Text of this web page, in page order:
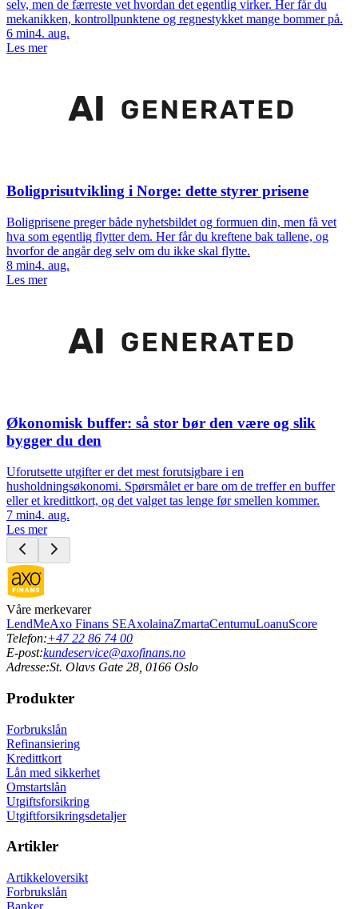
selv, men de færreste vet hvordan det egentlig virker. Her får du
mekanikken, kontrollpunktene og regnestykket mange bommer på.
6 min4. aug.
Les mer
Boligprisutvikling i Norge: dette styrer prisene
Boligprisene preger både nyhetsbildet og formuen din, men få vet
hva som egentlig flytter dem. Her får du kreftene bak tallene, og
hvorfor de angår deg selv om du ikke skal flytte.
8 min4. aug.
Les mer
Økonomisk buffer: så stor bør den være og slik
bygger du den
Uforutsette utgifter er det mest forutsigbare i en
husholdningsøkonomi. Spørsmålet er bare om de treffer en buffer
eller et kredittkort, og det valget tas lenge før smellen kommer.
7 min4. aug.
Les mer
Våre merkevarer
LendMeAxo Finans SEAxolainaZmartaCentumuLoanuScore
Telefon:+47 22 86 74 00
E-post:kundeservice@axofinans.no
Adresse:St. Olavs Gate 28, 0166 Oslo
Produkter
Forbrukslån
Refinansiering
Kredittkort
Lån med sikkerhet
Omstartslån
Utgiftsforsikring
Utgiftforsikringsdetaljer
Artikler
Artikkeloversikt
Forbrukslån
Banker